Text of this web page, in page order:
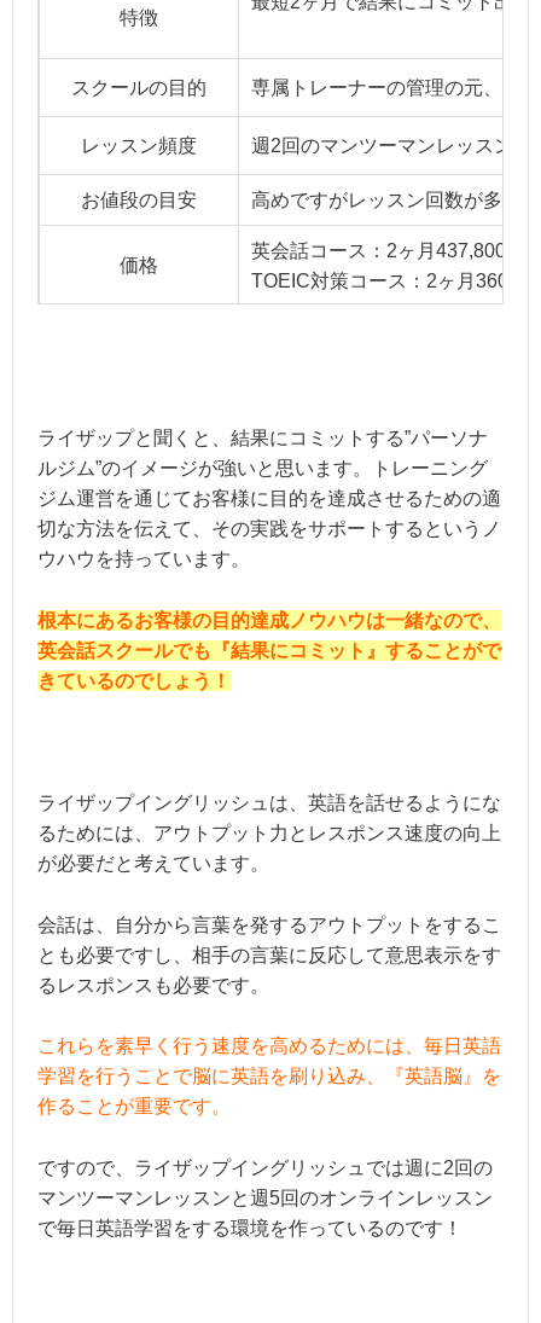
特徴
スクールの目的 専属トレーナーの管理の元、短
レッスン頻度 週2回のマンツーマンレッスン
お値段の目安 高めですがレッスン回数が多い
価格
英会話コース：2ヶ月437,800円
TOEIC対策コース：2ヶ月
ライザップと聞くと、結果にコミットする”パーソナ
ルジム”のイメージが強いと思います。トレーニング
ジム運営を通じてお客様に目的を達成させるための適
切な方法を伝えて、その実践をサポートするというノ
ウハウを持っています。
根本にあるお客様の目的達成ノウハウは一緒なので、
英会話スクールでも『結果にコミット』することがで
きているのでしょう！
ライザップイングリッシュは、英語を話せるようにな
るためには、アウトプット力とレスポンス速度の向上
が必要だと考えています。
会話は、自分から言葉を発するアウトプットをするこ
とも必要ですし、相手の言葉に反応して意思表示をす
るレスポンスも必要です。
これらを素早く行う速度を高めるためには、毎日英語
学習を行うことで脳に英語を刷り込み、『英語脳』を
作ることが重要です。
ですので、ライザップイングリッシュでは週に2回の
マンツーマンレッスンと週5回のオンラインレッスン
で毎日英語学習をする環境を作っているのです！